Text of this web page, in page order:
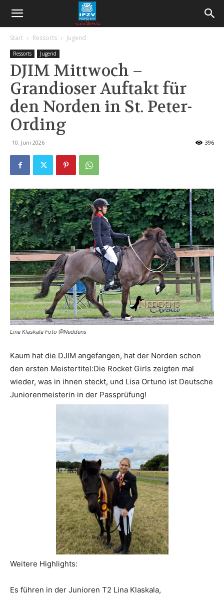
Start Ressorts Jugend
Ressorts Jugend
DJIM Mittwoch –
Grandioser Auftakt für
den Norden in St. Peter-
Ording
10. Juni 2026 396
Lina Klaskala Foto @Neddens
Kaum hat die DJIM angefangen, hat der Norden schon
den ersten Meistertitel:Die Rocket Girls zeigten mal
wieder, was in ihnen steckt, und Lisa Ortuno ist Deutsche
Juniorenmeisterin in der Passprüfung!
Weitere Highlights:
Es führen in der Junioren T2 Lina Klaskala,